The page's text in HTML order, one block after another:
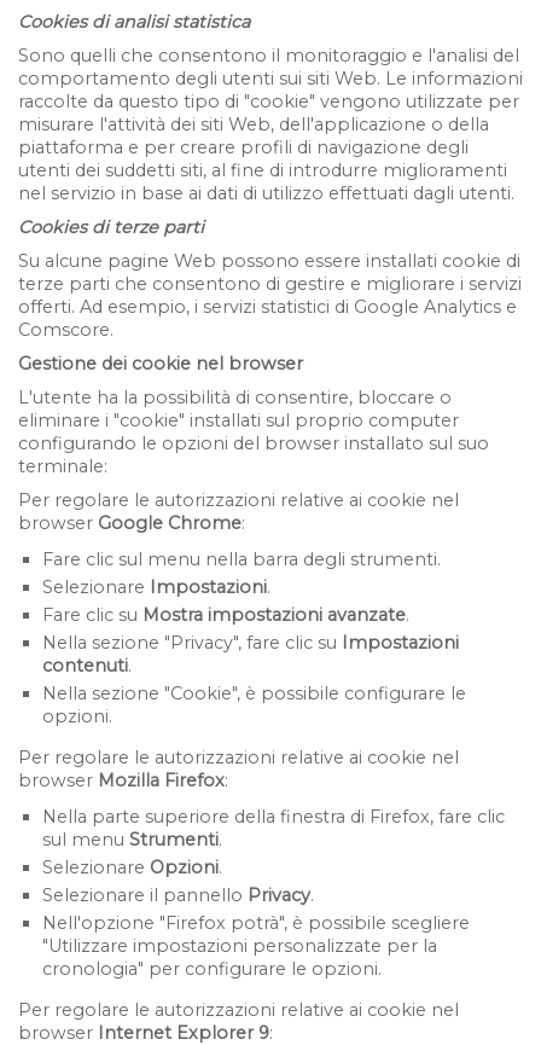
Cookies di analisi statistica
Sono quelli che consentono il monitoraggio e l'analisi del
comportamento degli utenti sui siti Web. Le informazioni
raccolte da questo tipo di "cookie" vengono utilizzate per
misurare l'attività dei siti Web, dell'applicazione o della
piattaforma e per creare profili di navigazione degli
utenti dei suddetti siti, al fine di introdurre miglioramenti
nel servizio in base ai dati di utilizzo effettuati dagli utenti.
Cookies di terze parti
Su alcune pagine Web possono essere installati cookie di
terze parti che consentono di gestire e migliorare i servizi
offerti. Ad esempio, i servizi statistici di Google Analytics e
Comscore.
Gestione dei cookie nel browser
L'utente ha la possibilità di consentire, bloccare o
eliminare i "cookie" installati sul proprio computer
configurando le opzioni del browser installato sul suo
terminale:
Per regolare le autorizzazioni relative ai cookie nel
browser Google Chrome:
Fare clic sul menu nella barra degli strumenti.
Selezionare Impostazioni.
Fare clic su Mostra impostazioni avanzate.
Nella sezione "Privacy", fare clic su Impostazioni
contenuti.
Nella sezione "Cookie", è possibile configurare le
opzioni.
Per regolare le autorizzazioni relative ai cookie nel
browser Mozilla Firefox:
Nella parte superiore della finestra di Firefox, fare clic
sul menu Strumenti.
Selezionare Opzioni.
Selezionare il pannello Privacy.
Nell'opzione "Firefox potrà", è possibile scegliere
"Utilizzare impostazioni personalizzate per la
cronologia" per configurare le opzioni.
Per regolare le autorizzazioni relative ai cookie nel
browser Internet Explorer 9: